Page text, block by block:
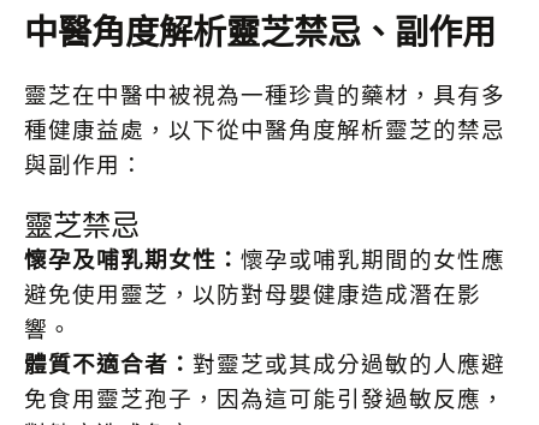
中醫角度解析靈芝禁忌、副作用
靈芝在中醫中被視為一種珍貴的藥材，具有多
種健康益處，以下從中醫角度解析靈芝的禁忌
與副作用：
靈芝禁忌
懷孕及哺乳期女性： 懷孕或哺乳期間的女性應
避免使用靈芝，以防對母嬰健康造成潛在影
響。
體質不適合者： 對靈芝或其成分過敏的人應避
免食用靈芝孢子，因為這可能引發過敏反應，